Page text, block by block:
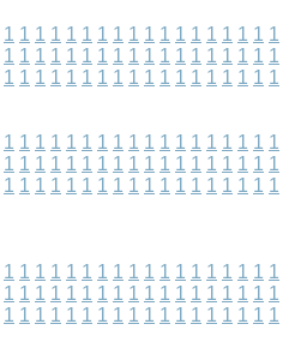
1 1 1 1 1 1 1 1 1 1 1 1 1 1 1 1 1 1
1 1 1 1 1 1 1 1 1 1 1 1 1 1 1 1 1 1
1 1 1 1 1 1 1 1 1 1 1 1 1 1 1 1 1 1
1 1 1 1 1 1 1 1 1 1 1 1 1 1 1 1 1 1
1 1 1 1 1 1 1 1 1 1 1 1 1 1 1 1 1 1
1 1 1 1 1 1 1 1 1 1 1 1 1 1 1 1 1 1
1 1 1 1 1 1 1 1 1 1 1 1 1 1 1 1 1 1
1 1 1 1 1 1 1 1 1 1 1 1 1 1 1 1 1 1
1 1 1 1 1 1 1 1 1 1 1 1 1 1 1 1 1 1